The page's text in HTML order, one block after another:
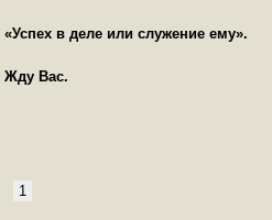
«Успех в деле или служение ему».
Жду Вас.
1